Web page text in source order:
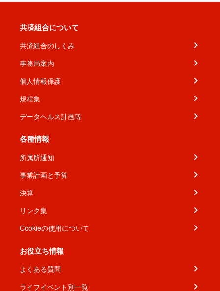
共済組合について
共済組合のしくみ
事務局案内
個人情報保護
規程集
データヘルス計画等
各種情報
所属所通知
事業計画と予算
決算
リンク集
Cookieの使用について
お役立ち情報
よくある質問
ライフイベント別一覧